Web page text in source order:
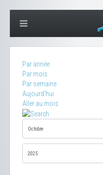
Par année
Par mois
Par semaine
Aujourd'hui
Aller au mois